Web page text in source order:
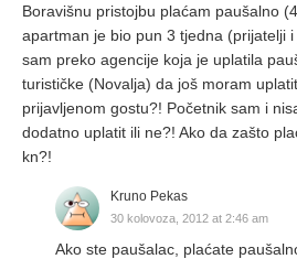
Boravišnu pristojbu plaćam paušalno
apartman je bio pun 3 tjedna (prijatelji
sam preko agencije koja je uplatila
turističke (Novalja) da još moram
prijavljenom gostu?! Početnik sam i
dodatno uplatit ili ne?! Ako da zašto
kn?!
Kruno Pekas
30 kolovoza, 2012 at 2:46 am
Ako ste paušalac, plaćate